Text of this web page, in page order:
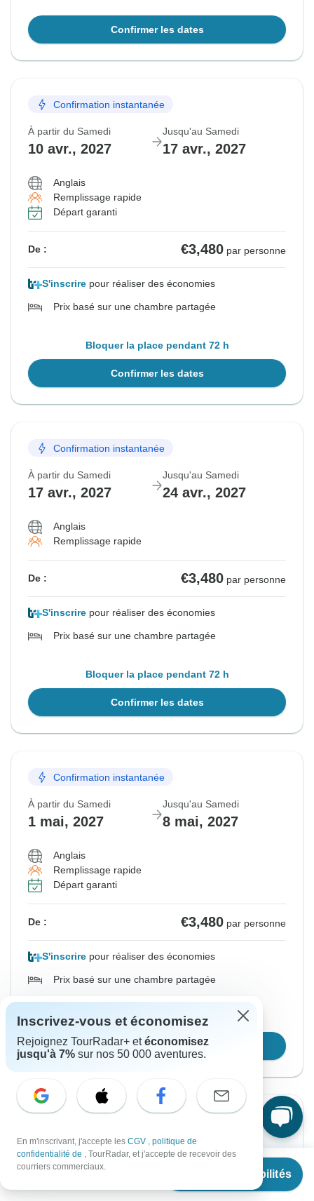
À partir de
Voir les disponibilités
Confirmer les dates
Confirmation instantanée
À partir du Samedi
10 avr., 2027
Jusqu'au Samedi
17 avr., 2027
Anglais
Remplissage rapide
Départ garanti
De : €3,480 par personne
S'inscrire pour réaliser des économies
Prix basé sur une chambre partagée
Bloquer la place pendant 72 h
Confirmer les dates
Confirmation instantanée
À partir du Samedi
17 avr., 2027
Jusqu'au Samedi
24 avr., 2027
Anglais
Remplissage rapide
De : €3,480 par personne
S'inscrire pour réaliser des économies
Prix basé sur une chambre partagée
Bloquer la place pendant 72 h
Confirmer les dates
Confirmation instantanée
À partir du Samedi
1 mai, 2027
Jusqu'au Samedi
8 mai, 2027
Anglais
Remplissage rapide
Départ garanti
De : €3,480 par personne
S'inscrire pour réaliser des économies
Prix basé sur une chambre partagée
Bloquer la place pendant 72 h
Confirmer les dates
À partir du Samedi
8 mai, 2027
Jusqu'au Samedi
Inscrivez-vous et économisez
Rejoignez TourRadar+ etéconomisez
jusqu'à 7% sur nos 50 000 aventures.
En m'inscrivant, j'accepte les CGV , politique de
confidentialité de , TourRadar, et j'accepte de recevoir des
courriers commerciaux.